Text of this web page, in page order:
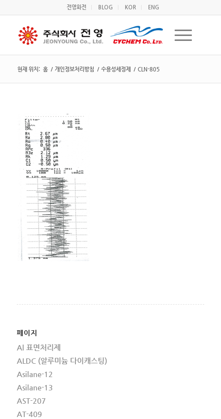
전영화전 BLOG KOR ENG
현재 위치: 홈 / 개인정보처리방침 / 수용성세정제 / CLN-805
페이지
Al 표면처리제
ALDC (알루미늄 다이캐스팅)
Asilane-12
Asilane-13
AST-207
AT-409